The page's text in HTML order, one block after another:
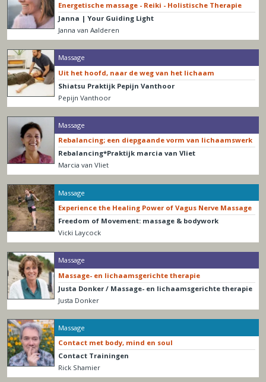
Energetische massage - Reiki - Holistische Therapie
Janna | Your Guiding Light
Janna van Aalderen
Massage
Uit het hoofd, naar de weg van het lichaam
Shiatsu Praktijk Pepijn Vanthoor
Pepijn Vanthoor
Massage
Rebalancing; een diepgaande vorm van lichaamswerk
Rebalancing*Praktijk marcia van Vliet
Marcia van Vliet
Massage
Experience the Healing Power of Vagus Nerve Massage
Freedom of Movement: massage & bodywork
Vicki Laycock
Massage
Massage- en lichaamsgerichte therapie
Justa Donker / Massage- en lichaamsgerichte therapie
Justa Donker
Massage
Contact met body, mind en soul
Contact Trainingen
Rick Shamier